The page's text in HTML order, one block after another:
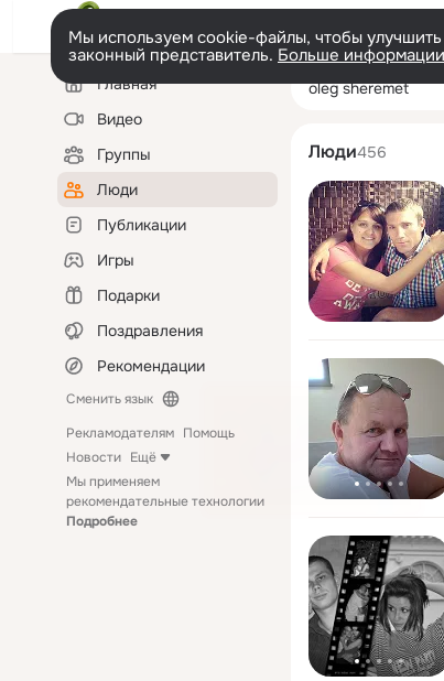
Мы используем cookie-файлы, чтобы
законный представитель. Больше информации
Левая
колонкаГлавная
Видео
Группы
Люди
Публикации
Игры
Подарки
Поздравления
Рекомендации
Сменить язык
Рекламодателям Помощь
Новости Ещё
Мы применяем
рекомендательные технологии
Подробнее
oleg
Люди456